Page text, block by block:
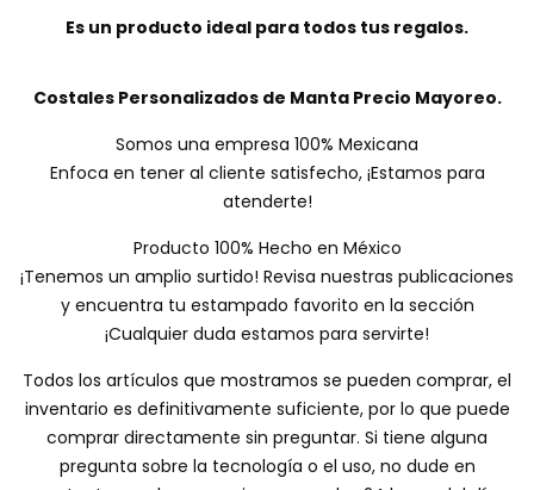
Es un producto ideal para todos tus regalos.
Costales Personalizados de Manta Precio Mayoreo.
Somos una empresa 100% Mexicana
Enfoca en tener al cliente satisfecho, ¡Estamos para
atenderte!
Producto 100% Hecho en México
¡Tenemos un amplio surtido! Revisa nuestras publicaciones
y encuentra tu estampado favorito en la sección
¡Cualquier duda estamos para servirte!
Todos los artículos que mostramos se pueden comprar, el
inventario es definitivamente suficiente, por lo que puede
comprar directamente sin preguntar. Si tiene alguna
pregunta sobre la tecnología o el uso, no dude en